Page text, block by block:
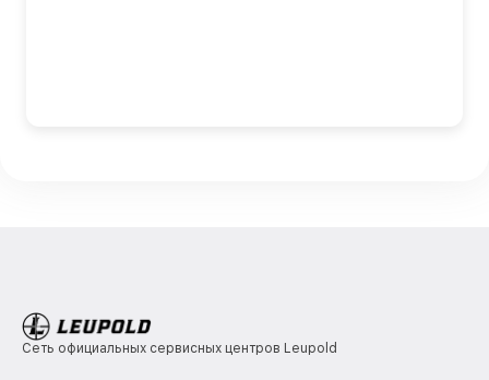
Сеть официальных сервисных центров Leupold